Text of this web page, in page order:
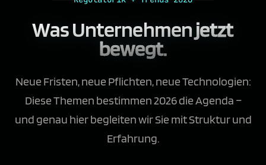
Was Unternehmenjetzt
bewegt.
Neue Fristen, neue Pflichten, neue Technologien:
Diese Themen bestimmen 2026 die Agenda –
und genau hier begleiten wir Sie mit Struktur und
Erfahrung.